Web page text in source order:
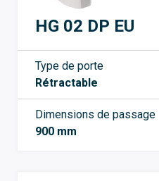
HG 02 DP EU
Type de porte
Rétractable
Dimensions de passage
900 mm